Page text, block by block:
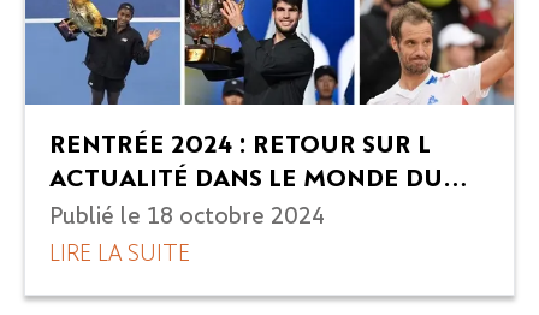
RENTRÉE 2024 : RETOUR SUR L
ACTUALITÉ DANS LE MONDE DU
TENNIS - ROLAND-GARROS TRAVEL
Publié le 18 octobre 2024
LIRE LA SUITE